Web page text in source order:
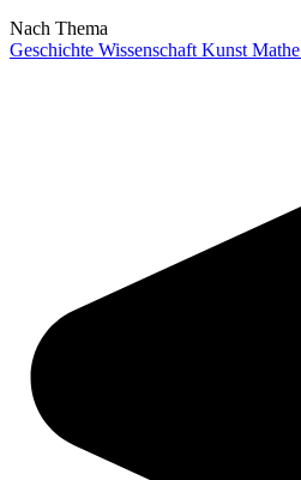
Nach Thema
Geschichte Wissenschaft Kunst Mathe